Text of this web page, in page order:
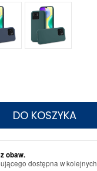
DO KOSZYKA
obaw.
dostępna w kolejnych